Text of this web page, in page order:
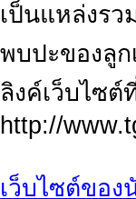
เป็นแหล่งร
พบปะของลูก
ลิงค์เว็บไซต์
http://
เว็บไซต์ของ